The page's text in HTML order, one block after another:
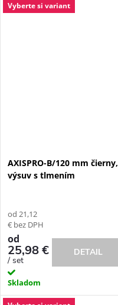
Vyberte si variant
AXISPRO-B/120 mm čierny,
výsuv s tlmením
od 21,12
€ bez DPH
od
25,98 €
/ set
Skladom
DETAIL